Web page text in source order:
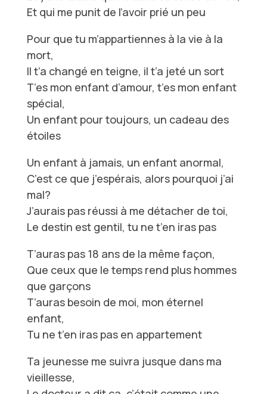
Et qui me punit de l’avoir prié un peu
Pour que tu m’appartiennes à la vie à la
mort,
Il t’a changé en teigne, il t’a jeté un sort
T’es mon enfant d’amour, t’es mon enfant
spécial,
Un enfant pour toujours, un cadeau des
étoiles
Un enfant à jamais, un enfant anormal,
C’est ce que j’espérais, alors pourquoi j’ai
mal?
J’aurais pas réussi à me détacher de toi,
Le destin est gentil, tu ne t’en iras pas
T’auras pas 18 ans de la même façon,
Que ceux que le temps rend plus hommes
que garçons
T’auras besoin de moi, mon éternel
enfant,
Tu ne t’en iras pas en appartement
Ta jeunesse me suivra jusque dans ma
vieillesse,